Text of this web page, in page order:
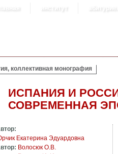
институт
коллективная монография
ИСПАНИЯ И
СОВРЕМЕННАЯ
Екатерина Эдуардовна
Волосюк О.В.